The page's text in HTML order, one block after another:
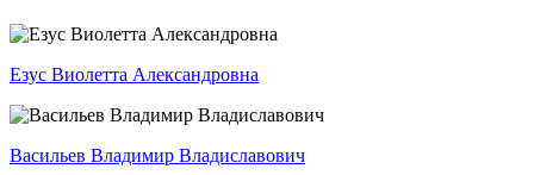
Езус Виолетта Александ­ровна
Васильев Владимир Владиславович